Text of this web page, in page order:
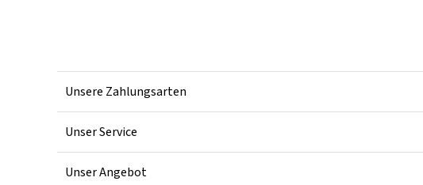
Unsere Zahlungsarten
Unser Service
Unser Angebot